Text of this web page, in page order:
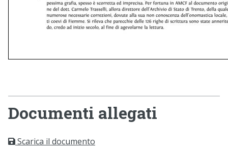
Documenti allegati
Scarica il documento